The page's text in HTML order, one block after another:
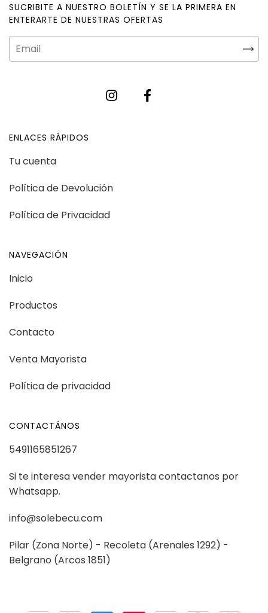
SUCRIBITE A NUESTRO BOLETÍN Y SE LA PRIMERA EN
ENTERARTE DE NUESTRAS OFERTAS
ENLACES RÁPIDOS
Tu cuenta
Política de Devolución
Política de Privacidad
NAVEGACIÓN
Inicio
Productos
Contacto
Venta Mayorista
Política de privacidad
CONTACTÁNOS
5491165851267
Si te interesa vender mayorista contactanos por
Whatsapp.
info@solebecu.com
Pilar (Zona Norte) - Recoleta (Arenales 1292) -
Belgrano (Arcos 1851)